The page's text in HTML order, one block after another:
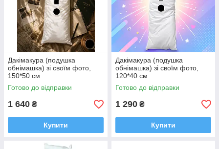
Дакімакура (подушка
обнімашка) зі своїм фото,
150*50 см
Готово до відправки
1 640 ₴
Купити
Дакімакура (подушка
обнімашка) зі своїм фото,
120*40 см
Готово до відправки
1 290 ₴
Купити